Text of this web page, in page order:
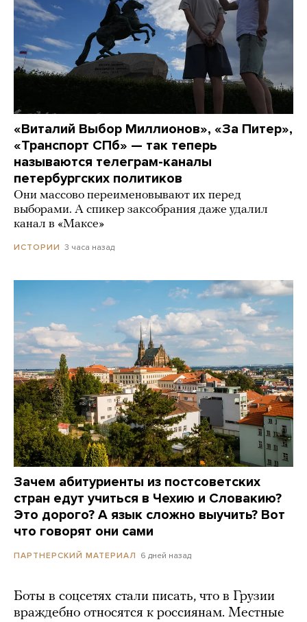
«Виталий Выбор Миллионов», «За Питер»,
«Транспорт СПб» — так теперь
называются телеграм-каналы
петербургских политиков
Они массово переименовывают их перед
выборами. А спикер заксобрания даже удалил
канал в «Максе»
ИСТОРИИ 3 часа назад
Зачем абитуриенты из постсоветских
стран едут учиться в Чехию и Словакию?
Это дорого? А язык сложно выучить? Вот
что говорят они сами
ПАРТНЕРСКИЙ МАТЕРИАЛ 6 дней назад
Боты в соцсетях стали писать, что в Грузии
враждебно относятся к россиянам. Местные